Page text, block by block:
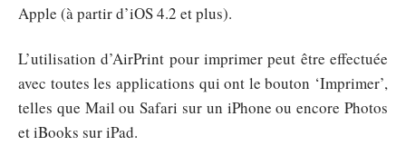
Apple (à partir d’iOS 4.2 et plus).
L’utilisation d’AirPrint pour imprimer peut être effectuée
avec toutes les applications qui ont le bouton ‘Imprimer’,
telles que Mail ou Safari sur un iPhone ou encore Photos
et iBooks sur iPad.